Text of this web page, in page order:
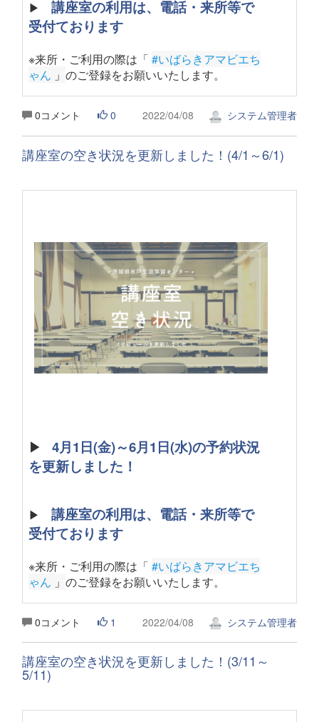
▶ 講座室の利用は、電話・来所等で
受付ております
※来所・ご利用の際は「 #いばらきアマビエち
ゃん 」 のご登録をお願いいたします。
0コメント 0 2022/04/08 システム管理者
講座室の空き状況を更新しました！(4/1～6/1)
▶
4月1日(金)～6月1日(水)の予約状況
を更新しました！
▶ 講座室の利用は、電話・来所等で
受付ております
※来所・ご利用の際は「 #いばらきアマビエち
ゃん 」 のご登録をお願いいたします。
0コメント 1 2022/04/08 システム管理者
講座室の空き状況を更新しました！(3/11～
5/11)